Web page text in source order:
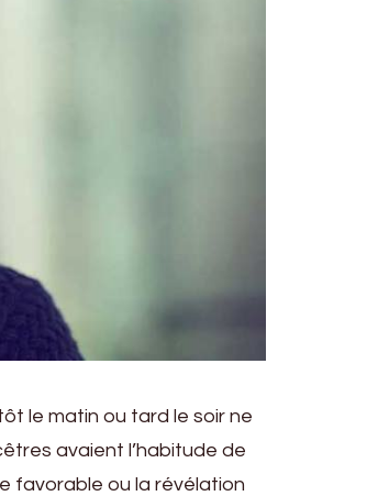
le matin ou tard le soir ne
avaient l’habitude de
favorable ou la révélation